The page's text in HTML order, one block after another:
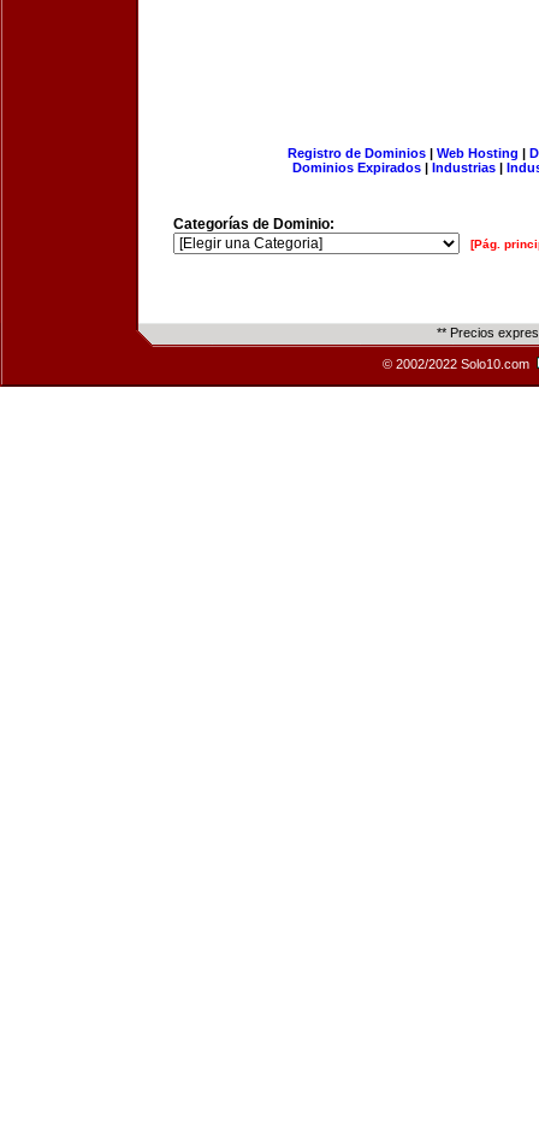
Registro de Dominios| Web Hosting |
Dominios Expirados | Industrias |
Categorías de Dominio:
[Pág.
** Precios
© 2002/2022 Solo10.com